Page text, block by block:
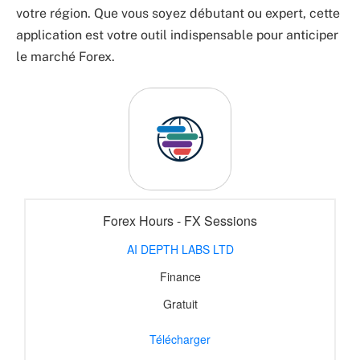
votre région. Que vous soyez débutant ou expert, cette
application est votre outil indispensable pour anticiper
le marché Forex.
Forex Hours - FX Sessions
AI DEPTH LABS LTD
Finance
Gratuit
Télécharger